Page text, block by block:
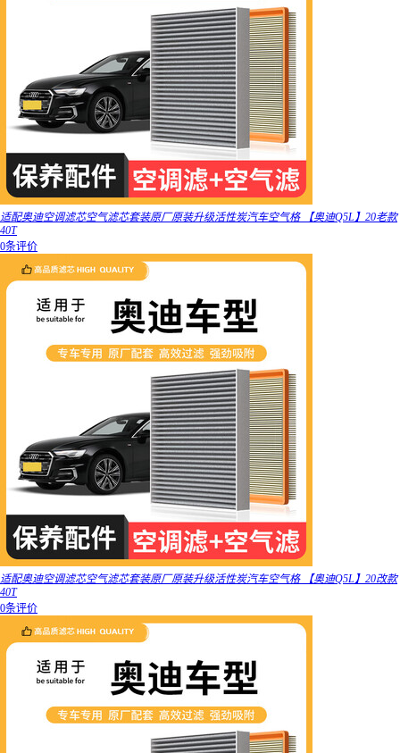
适配奥迪空调滤芯空气滤芯套装原厂原装升级活性炭汽车空气格 【奥迪Q5L】20老款
40T
0条评价
适配奥迪空调滤芯空气滤芯套装原厂原装升级活性炭汽车空气格 【奥迪Q5L】20改款
40T
0条评价